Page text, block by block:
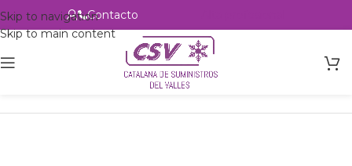
Skip to navigation
Skip to main content
Contacto
csvalles